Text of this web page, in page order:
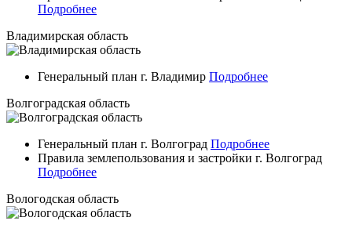
Подробнее
Владимирская область
Генеральный план г. Владимир Подробнее
Волгоградская область
Генеральный план г. Волгоград Подробнее
Правила землепользования и застройки г. Волгоград
Подробнее
Вологодская область